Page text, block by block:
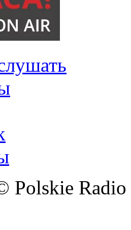
Polskie